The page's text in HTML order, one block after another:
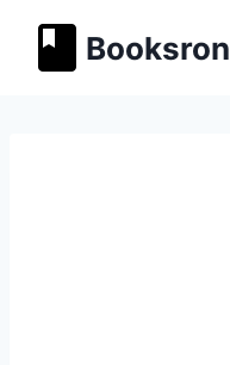
содержимому
Booksron